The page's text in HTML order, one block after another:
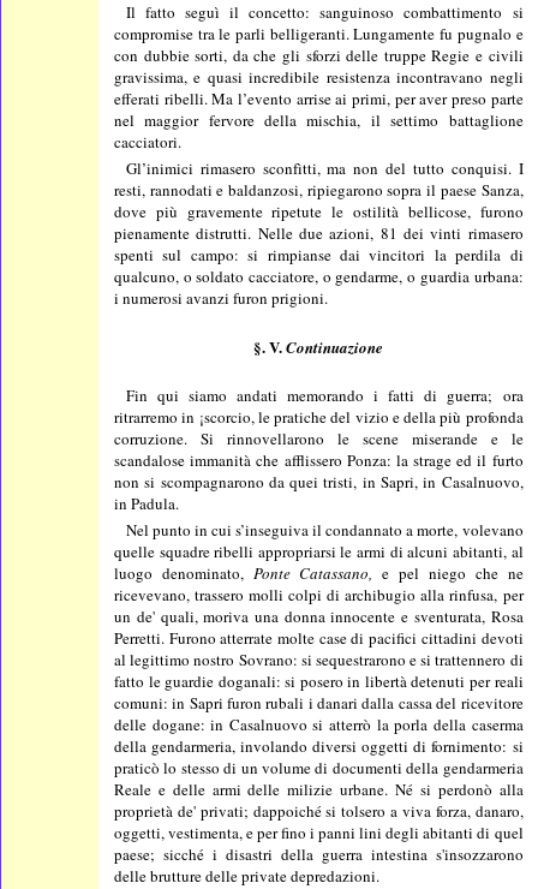
Il fatto seguì il concetto: sanguinoso combattimento si
compromise tra le parli belligeranti. Lungamente fu pugnalo e
con dubbie sorti, da che gli sforzi delle truppe Regie e civili
gravissima, e quasi incredibile resistenza incontravano negli
efferati ribelli. Ma l’evento arrise ai primi, per aver preso parte
nel maggior fervore della mischia, il settimo battaglione
cacciatori.
Gl’inimici rimasero sconfìtti, ma non del tutto conquisi. I
resti, rannodati e baldanzosi, ripiegarono sopra il paese Sanza,
dove più gravemente ripetute le ostilità bellicose, furono
pienamente distrutti. Nelle due azioni, 81 dei vinti rimasero
spenti sul campo: si rimpianse dai vincitori la perdila di
qualcuno, o soldato cacciatore, o gendarme, o guardia urbana:
i numerosi avanzi furon prigioni.
§. V.Continuazione
Fin qui siamo andati memorando i fatti di guerra; ora
ritrarremo in ¡scorcio, le pratiche del vizio e della più profonda
corruzione. Si rinnovellarono le scene miserande e le
scandalose immanità che afflissero Ponza: la strage ed il furto
non si scompagnarono da quei tristi, in Sapri, in Casalnuovo,
in Padula.
Nel punto in cui s’inseguiva il condannato a morte, volevano
quelle squadre ribelli appropriarsi le armi di alcuni abitanti, al
luogo denominato, Ponte Catassano, e pel niego che ne
ricevevano, trassero molli colpi di archibugio alla rinfusa, per
un de' quali, moriva una donna innocente e sventurata, Rosa
Perretti. Furono atterrate molte case di pacifici cittadini devoti
al legittimo nostro Sovrano: si sequestrarono e si trattennero di
fatto le guardie doganali: si posero in libertà detenuti per reali
comuni: in Sapri furon rubali i danari dalla cassa del ricevitore
delle dogane: in Casalnuovo si atterrò la porla della caserma
della gendarmeria, involando diversi oggetti di fornimento: si
praticò lo stesso di un volume di documenti della gendarmeria
Reale e delle armi delle milizie urbane. Né si perdonò alla
proprietà de' privati; dappoiché si tolsero a viva forza, danaro,
oggetti, vestimenta, e per fino i panni lini degli abitanti di quel
paese; sicché i disastri della guerra intestina s'insozzarono
delle brutture delle private depredazioni.